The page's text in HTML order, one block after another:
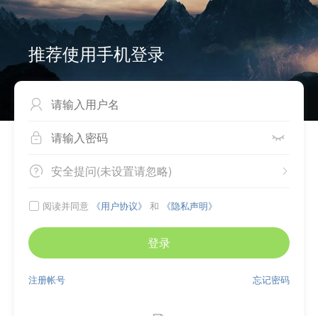
推荐使用手机登录

 
 
安全提问(未设置请忽略)
 阅读并同意 《用户协议》 和 《隐私声明》
登录
忘记密码
注册帐号